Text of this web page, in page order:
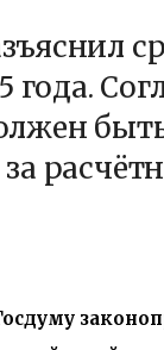
года.